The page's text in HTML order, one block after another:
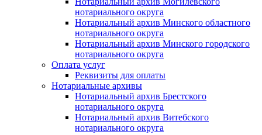
нотариального округа
Нотариальный архив Минского областного
нотариального округа
Нотариальный архив Минского городского
нотариального округа
Оплата услуг
Реквизиты для оплаты
Нотариальные архивы
Нотариальный архив Брестского
нотариального округа
Нотариальный архив Витебского
нотариального округа